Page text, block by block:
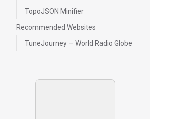
TopoJSON Minifier
Recommended Websites
TuneJourney — World Radio Globe